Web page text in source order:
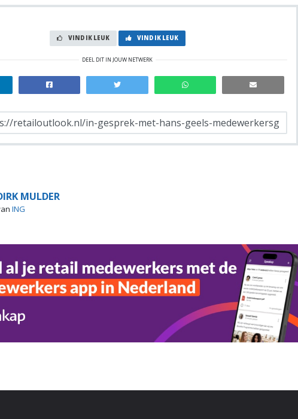
VIND IK LEUK VIND IK LEUK
DEEL DIT IN JOUW NETWERK
MULDER
ING